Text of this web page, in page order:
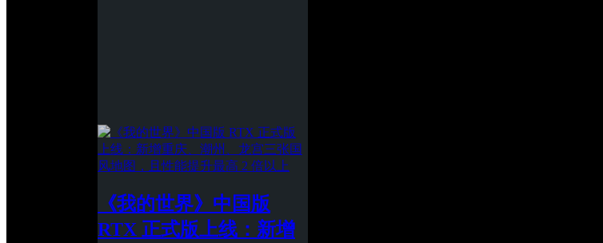
《我的世界》中国版
RTX 正式版上线：新增